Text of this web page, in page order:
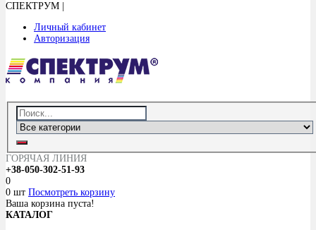
СПЕКТРУМ
Личный кабинет
Авторизация
ГОРЯЧАЯ ЛИНИЯ
+38-050-302-51-93
0
0 шт Посмотреть корзину
Ваша корзина пуста!
КАТАЛОГ